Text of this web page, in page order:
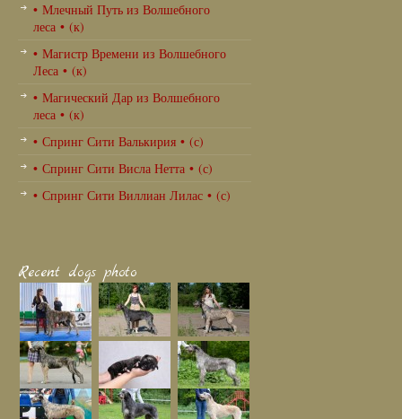
• Млечный Путь из Волшебного
леса • (к)
• Магистр Времени из Волшебного
Леса • (к)
• Магический Дар из Волшебного
леса • (к)
• Спринг Сити Валькирия • (с)
• Спринг Сити Висла Нетта • (с)
• Спринг Сити Виллиан Лилас • (с)
Recent dogs photo